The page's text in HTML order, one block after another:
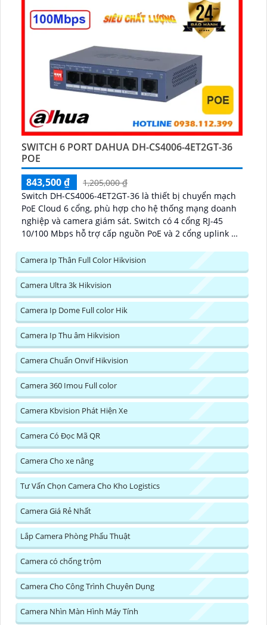
SWITCH 6 PORT DAHUA DH-CS4006-4ET2GT-36
POE
843,500 ₫
1,205,000 ₫
Switch DH-CS4006-4ET2GT-36 là thiết bị chuyển mạch
PoE Cloud 6 cổng, phù hợp cho hệ thống mạng doanh
nghiệp và camera giám sát. Switch có 4 cổng RJ-45
10/100 Mbps hỗ trợ cấp nguồn PoE và 2 cổng uplink RJ-
hiệu quả...
Camera Ip Thân Full Color Hikvision
Camera Ultra 3k Hikvision
Camera Ip Dome Full color Hik
Camera Ip Thu âm Hikvision
Camera Chuẩn Onvif Hikvision
Camera 360 Imou Full color
Camera Kbvision Phát Hiện Xe
Camera Có Đọc Mã QR
Camera Cho xe nâng
Tư Vấn Chọn Camera Cho Kho Logistics
Camera Giá Rẻ Nhất
Lắp Camera Phòng Phẩu Thuật
Camera có chống trộm
Camera Cho Công Trình Chuyên Dụng
Camera Nhìn Màn Hình Máy Tính